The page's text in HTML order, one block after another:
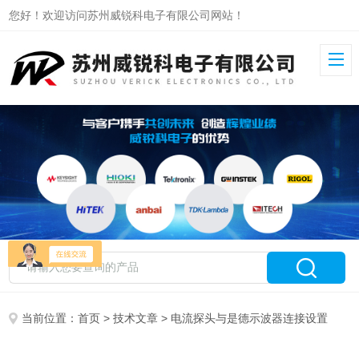
您好！欢迎访问苏州威锐科电子有限公司网站！
当前位置：首页 >技术文章 > 电流探头与是德示波器连接设置